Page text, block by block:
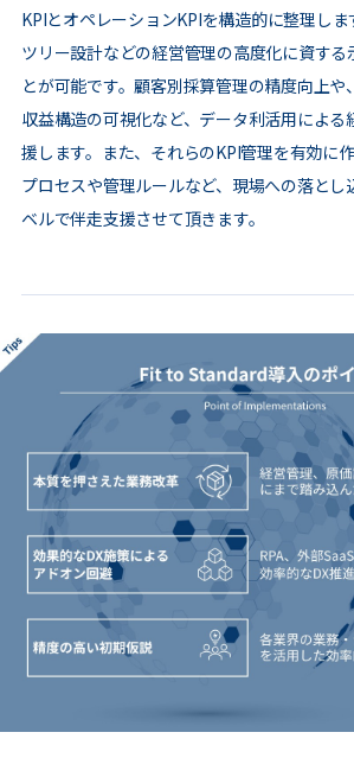
KPIとオペレーションKPIを構造的に整理し
ツリー設計などの経営管理の高度化に資する
とが可能です。顧客別採算管理の精度向上や
収益構造の可視化など、データ利活用による
援します。また、それらのKPI管理を有効に
プロセスや管理ルールなど、現場への落とし
ベルで伴走支援させて頂きます。